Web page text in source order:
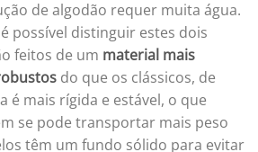
de algodão requer muita água.
possível distinguir estes dois
feitos de um material mais
do que os clássicos, de
é mais rígida e estável, o que
se pode transportar mais peso
têm um fundo sólido para evitar